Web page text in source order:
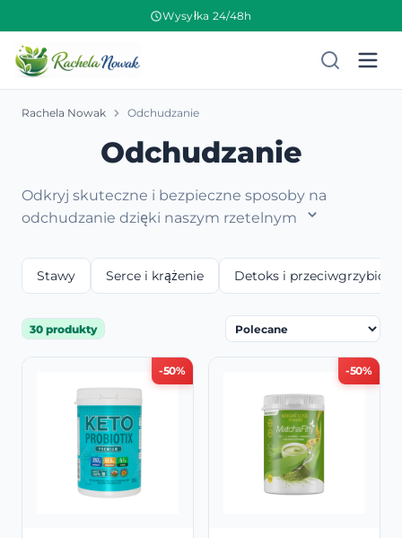
Wysyłka 24/48h
Rachela Nowak Odchudzanie
Odchudzanie
Odkryj skuteczne i bezpieczne sposoby na
odchudzanie dzięki naszym rzetelnym
Stawy Serce i krążenie Detoks i przeciwgrzybicze
30 produkty
-50% -50%